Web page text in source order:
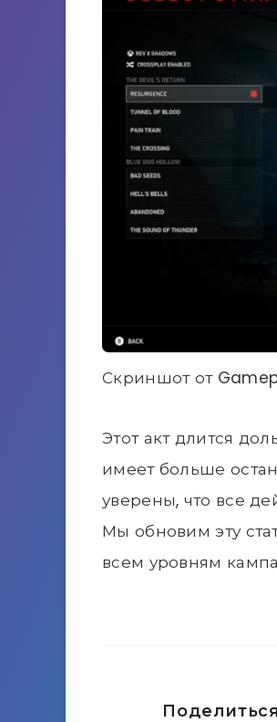
Скриншот от
Этот акт длится
имеет больше
уверены, что все
Мы обновим эту
всем уровням